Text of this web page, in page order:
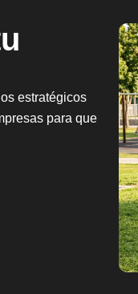
estratégicos
para que